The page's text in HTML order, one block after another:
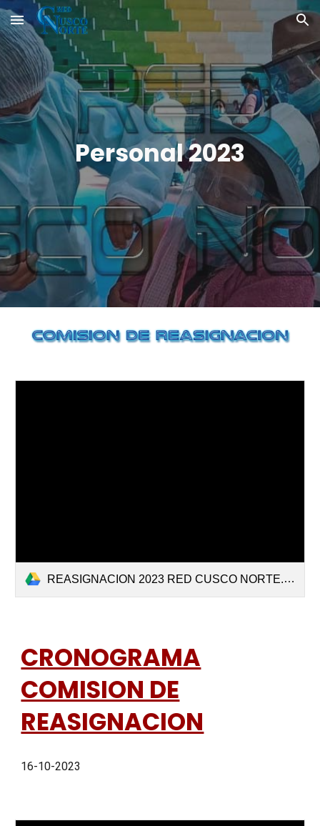
Skip to main content Skip to navigation
Personal 2023
REASIGNACION 2023 RED CUSCO NORTE.pdf
CRONOGRAMA
COMISION DE
REASIGNACION
16-10-2023